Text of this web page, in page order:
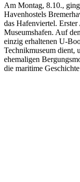
Am Montag, 8.10.,
Havenhostels
das Hafenviertel.
Museumshafen. Auf
einzig erhaltenen U-
Technikmuseum dient,
ehemaligen
die maritime